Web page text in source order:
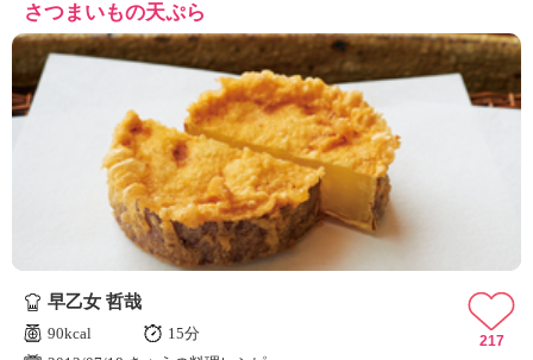
さつまいもの天ぷら
早乙女 哲哉
90kcal
15分
217